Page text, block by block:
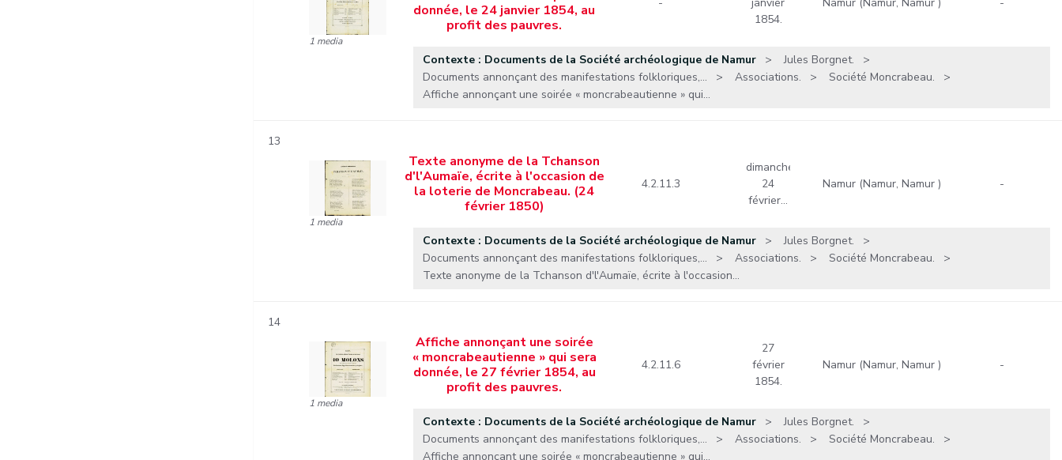
1 media
donnée, le 24 janvier 1854, au
profit des pauvres.
1854.
Contexte : Documents de la Société archéologique de Namur
Jules Borgnet.
Documents annonçant des manifestations folkloriques,...
Associations.
Société Moncrabeau.
Affiche annonçant une soirée « moncrabeautienne » qui...
13
1 media
Texte anonyme de la Tchanson
d'l'Aumaïe, écrite à l'occasion de
la loterie de Moncrabeau. (24
février 1850)
4.2.11.3
dimanche
24
février…
Namur (Namur, Namur ) -
Contexte : Documents de la Société archéologique de Namur
Jules Borgnet.
Documents annonçant des manifestations folkloriques,...
Associations.
Société Moncrabeau.
Texte anonyme de la Tchanson d'l'Aumaïe, écrite à l'occasion...
14
1 media
Affiche annonçant une soirée
« moncrabeautienne » qui sera
donnée, le 27 février 1854, au
profit des pauvres.
4.2.11.6
27
février
1854.
Namur (Namur, Namur ) -
Contexte : Documents de la Société archéologique de Namur
Jules Borgnet.
Documents annonçant des manifestations folkloriques,...
Associations.
Société Moncrabeau.
Affiche annonçant une soirée « moncrabeautienne » qui...